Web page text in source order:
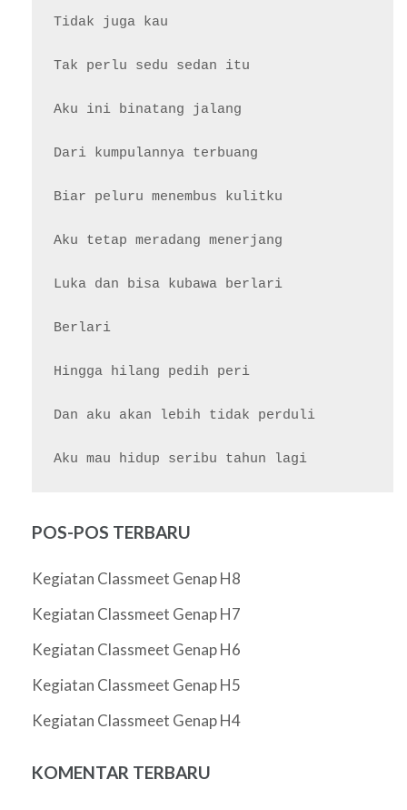
Tidak juga kau
Tak perlu sedu sedan itu
Aku ini binatang jalang
Dari kumpulannya terbuang
Biar peluru menembus kulitku
Aku tetap meradang menerjang
Luka dan bisa kubawa berlari
Berlari
Hingga hilang pedih peri
Dan aku akan lebih tidak perduli
POS-POS TERBARU
Kegiatan Classmeet Genap H8
Kegiatan Classmeet Genap H7
Kegiatan Classmeet Genap H6
Kegiatan Classmeet Genap H5
Kegiatan Classmeet Genap H4
KOMENTAR TERBARU